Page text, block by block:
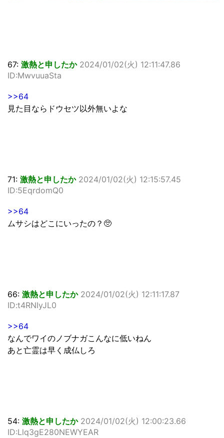
67: 激熱と申したか 2024/01/02(火) 12:11:47.86
ID:MwvuuaSta
>>64
見た目ならドウセツ以外無いよな
71: 激熱と申したか 2024/01/02(火) 12:15:57.45
ID:5EqrdomQ0
>>64
ムサシはどこにいったの？🥺
66: 激熱と申したか 2024/01/02(火) 12:11:17.87
ID:t4RNIyJL0
>>64
なんでワイのノブナガこんなに低いねん
あと亡霊は早く成仏しろ
54: 激熱と申したか 2024/01/02(火) 12:00:23.66
ID:Llq3gE280NEWYEAR